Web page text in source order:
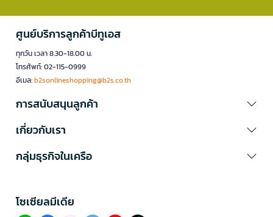
ศูนย์บริการลูกค้าบีทูเอส
ทุกวัน เวลา 8.30-18.00 น.
โทรศัพท์: 02-115-0999
อีเมล:b2sonlineshopping@b2s.co.th
การสนับสนุนลูกค้า
เกี่ยวกับเรา
กลุ่มธุรกิจในเครือ
โซเซียลมีเดีย​